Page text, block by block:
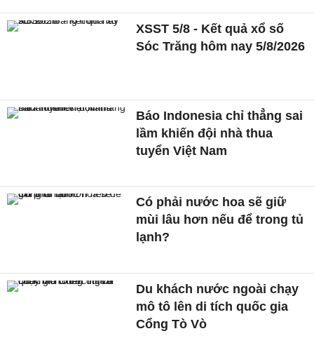
XSST 5/8 - Kết quả xổ số
Sóc Trăng hôm nay 5/8/2026
Báo Indonesia chỉ thẳng sai
lầm khiến đội nhà thua
tuyển Việt Nam
Có phải nước hoa sẽ giữ
mùi lâu hơn nếu để trong tủ
lạnh?
Du khách nước ngoài chạy
mô tô lên di tích quốc gia
Cổng Tò Vò